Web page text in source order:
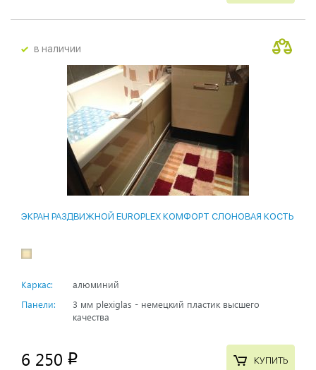
в наличии
ЭКРАН РАЗДВИЖНОЙ EUROPLEX КОМФОРТ СЛОНОВАЯ КОСТЬ
Каркас:
алюминий
Панели:
3 мм plexiglas - немецкий пластик высшего
качества
6 250 p КУПИТЬ